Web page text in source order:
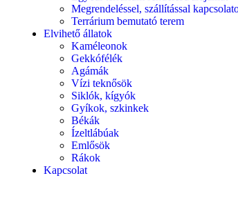
Megrendeléssel, szállítással
Terrárium bemutató terem
Elvihető állatok
Kaméleonok
Gekkófélék
Agámák
Vízi teknősök
Siklók, kígyók
Gyíkok, szkinkek
Békák
Ízeltlábúak
Emlősök
Rákok
Kapcsolat